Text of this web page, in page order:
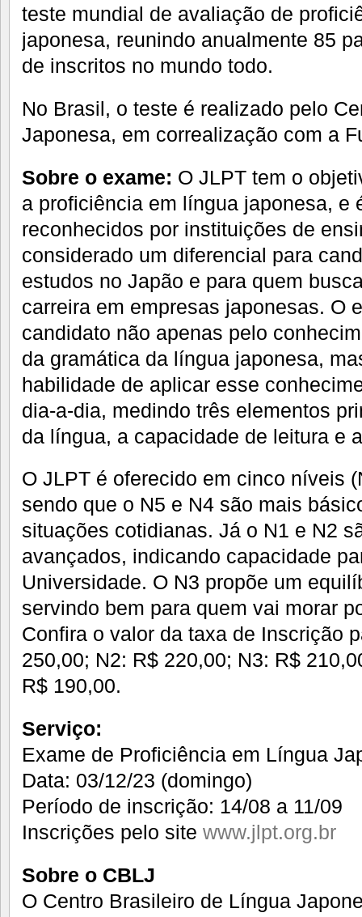
teste mundial de avaliação de
japonesa, reunindo anualmente 85
de inscritos no mundo todo.
No Brasil, o teste é realizado pelo
Japonesa, em correalização com a
Sobre o exame: O JLPT tem o
a proficiência em língua japonesa, e
reconhecidos por instituições de
considerado um diferencial para
estudos no Japão e para quem
carreira em empresas japonesas. O
candidato não apenas pelo
da gramática da língua japonesa,
habilidade de aplicar esse
dia-a-dia, medindo três elementos
da língua, a capacidade de leitura e
O JLPT é oferecido em cinco níveis
sendo que o N5 e N4 são mais
situações cotidianas. Já o N1 e N2
avançados, indicando capacidade
Universidade. O N3 propõe um
servindo bem para quem vai morar
Confira o valor da taxa de Inscrição
250,00; N2: R$ 220,00; N3: R$
R$ 190,00.
Serviço:
Exame de Proficiência em Língua
Data: 03/12/23 (domingo)
Período de inscrição: 14/08 a 11/09
Inscrições pelo site www.jlpt.org.br
Sobre o CBLJ
O Centro Brasileiro de Língua